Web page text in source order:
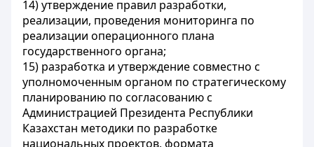
14) утверждение правил разработки,
реализации, проведения мониторинга по
реализации операционного плана
государственного органа;
15) разработка и утверждение совместно с
уполномоченным органом по стратегическому
планированию по согласованию с
Администрацией Президента Республики
Казахстан методики по разработке
национальных проектов, формата